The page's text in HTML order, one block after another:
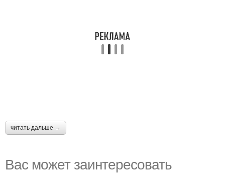
читать дальше →
Вас может заинтересовать